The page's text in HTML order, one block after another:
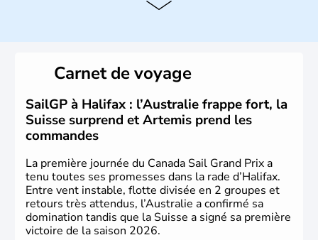
territoire de la ville de Québec, le Canada passe ensuite
sous le contrôle des Britanniques. L'indépendance du
pays a été obtenue au cours d'un long processus qui s'est
étalé de 1867 à 1982. Le peuple autochtone des Inuits,
aujourd'hui appelé Eskimos, n'est découvert qu'au début
du XXème siècle lors d'une expédition dans le Grand
Nord.
Carnet de voyage
SailGP à Halifax : l’Australie frappe fort, la
Suisse surprend et Artemis prend les
commandes
La première journée du Canada Sail Grand Prix a
tenu toutes ses promesses dans la rade d’Halifax.
Entre vent instable, flotte divisée en 2 groupes et
retours très attendus, l’Australie a confirmé sa
domination tandis que la Suisse a signé sa première
victoire de la saison 2026.